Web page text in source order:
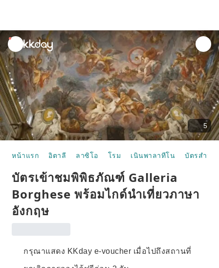
unread
notifications
5
หน้าแรก อิตาลี ลาซิโอ โรม เนินพาลาทีโน บัตรสำหรั
บัตรเข้าชมพิพิธภัณฑ์ Galleria
Borghese พร้อมไกด์นำเที่ยวภาษา
อังกฤษ
กรุณาแสดง KKday e-voucher เมื่อไปถึงสถานที่